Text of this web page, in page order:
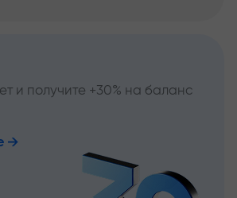
и получите +30% на баланс